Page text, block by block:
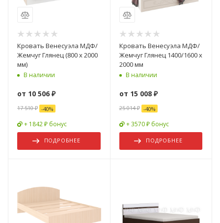
Кровать Венесуэла МДФ/
Жемчуг Глянец (800 х 2000
мм)
В наличии
от 10 506 ₽
17 510 ₽ -40%
+ 1842 ₽ бонус
ПОДРОБНЕЕ
Кровать Венесуэла МДФ/
Жемчуг Глянец 1400/1600 х
2000 мм
В наличии
от 15 008 ₽
25 014 ₽ -40%
+ 3570 ₽ бонус
ПОДРОБНЕЕ